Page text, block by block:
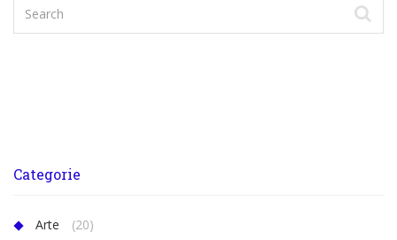
Categorie
Arte
(20)